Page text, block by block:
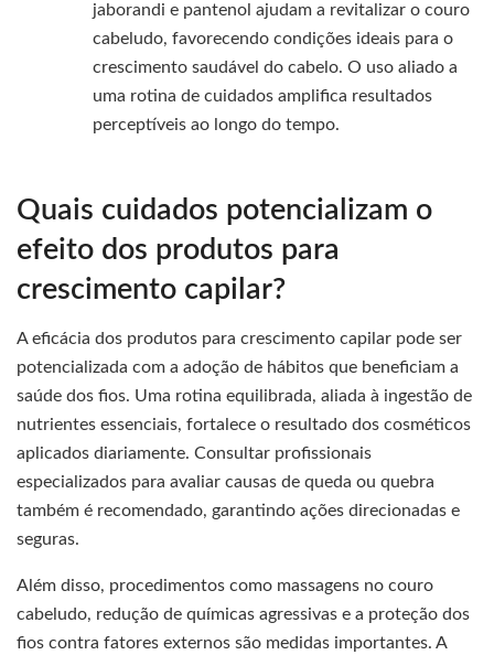
jaborandi e pantenol ajudam a revitalizar o couro
cabeludo, favorecendo condições ideais para o
crescimento saudável do cabelo. O uso aliado a
uma rotina de cuidados amplifica resultados
perceptíveis ao longo do tempo.
Quais cuidados potencializam o
efeito dos produtos para
crescimento capilar?
A eficácia dos produtos para crescimento capilar pode ser
potencializada com a adoção de hábitos que beneficiam a
saúde dos fios. Uma rotina equilibrada, aliada à ingestão de
nutrientes essenciais, fortalece o resultado dos cosméticos
aplicados diariamente. Consultar profissionais
especializados para avaliar causas de queda ou quebra
também é recomendado, garantindo ações direcionadas e
seguras.
Além disso, procedimentos como massagens no couro
cabeludo, redução de químicas agressivas e a proteção dos
fios contra fatores externos são medidas importantes. A